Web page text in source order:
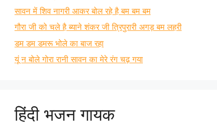
सावन में शिव नागरी आकर बोल रहे है बम बम बम
गौरा जी को चले है ब्याने शंकर जी त्रिपुरारी अगड़ बम लहरी
डम डम डमरू भोले का बाज रहा
यूं न बोले गोरा रानी सावन का मेरे रंग चढ़ गया
हिंदी भजन गायक